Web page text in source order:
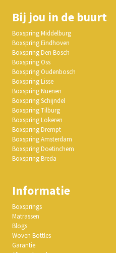
Bij jou in de buurt
Boxspring Middelburg
Boxspring Eindhoven
Boxspring Den Bosch
Boxspring Oss
Boxspring Oudenbosch
Boxspring Lisse
Boxspring Nuenen
Boxspring Schijndel
Boxspring Tilburg
Boxspring Lokeren
Boxspring Drempt
Boxspring Amsterdam
Boxspring Doetinchem
Boxspring Breda
Informatie
Boxsprings
Matrassen
Blogs
Woven Bottles
Garantie